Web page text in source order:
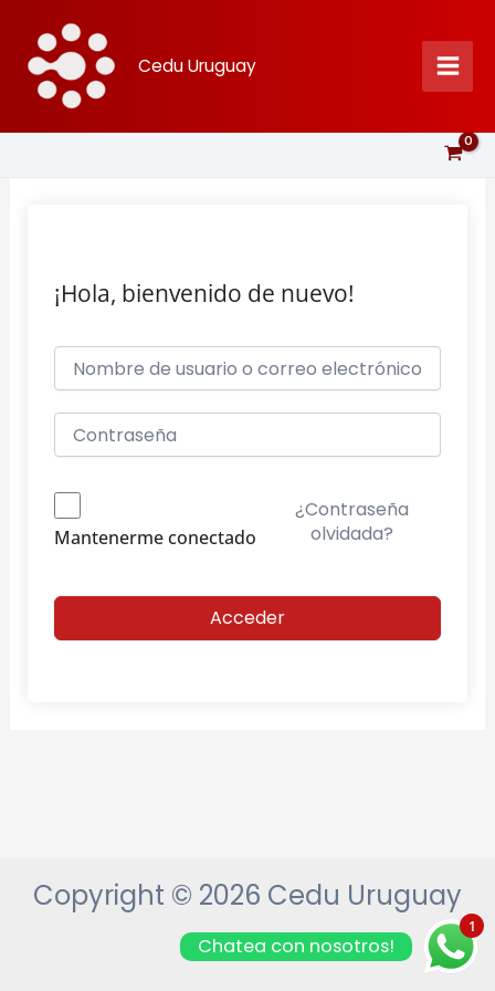
contenido
Cedu Uruguay
¡Hola, bienvenido de nuevo!
Mantenerme conectado
¿Contraseña
olvidada?
Acceder
Copyright © 2026 Cedu Uruguay
1
Chatea con nosotros!